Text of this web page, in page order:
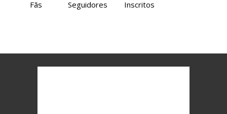
Fãs
Seguidores
Inscritos